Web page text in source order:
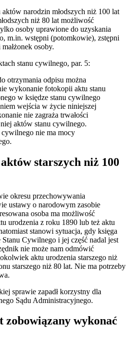
narodzin młodszych niż 100 lat
niż 80 lat możliwość
osoby uprawione do uzyskania
m.in. wstępni (potomkowie), zstępni
osoby.
stanu cywilnego, par. 5:
otrzymania odpisu można
wykonanie fotokopii aktu stanu
w księdze stanu cywilnego
wejścia w życie niniejszej
nie zagraża trwałości
aktów stanu cywilnego.
nie ma mocy
starszych niż 100
okresu przechowywania
ustawy o narodowym zasobie
osoba ma możliwość
urodzenia z roku 1890 lub też aktu
stanowi sytuacja, gdy księga
Cywilnego i jej część nadal jest
nie może nam odmówić
aktu urodzenia starszego niż
starszego niż 80 lat. Nie ma potrzeby
sprawie zapadł korzystny dla
Sądu Administracyjnego.
zobowiązany wykonać